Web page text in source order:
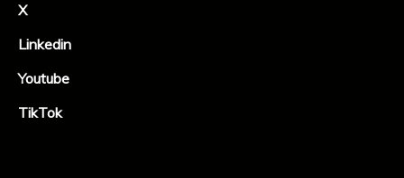
X
Linkedin
Youtube
TikTok